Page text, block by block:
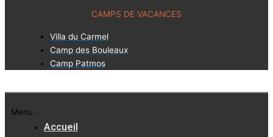
CAMPS DE VACANCES
Villa du Carmel
Camp des Bouleaux
Camp Patmos
Menu
Accueil